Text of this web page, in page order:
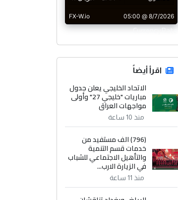
CurrencyRate
اقرأ أيضاً
الاتحاد الخليجي يعلن جدول
مباريات "خليجي 27" وأولى
مواجهات العراق
منذ 10 ساعة
(796) الف مستفيد من
خدمات قسم التنمية
والتأهيل الاجتماعي للشباب
في الزيارة الارب...
منذ 11 ساعة